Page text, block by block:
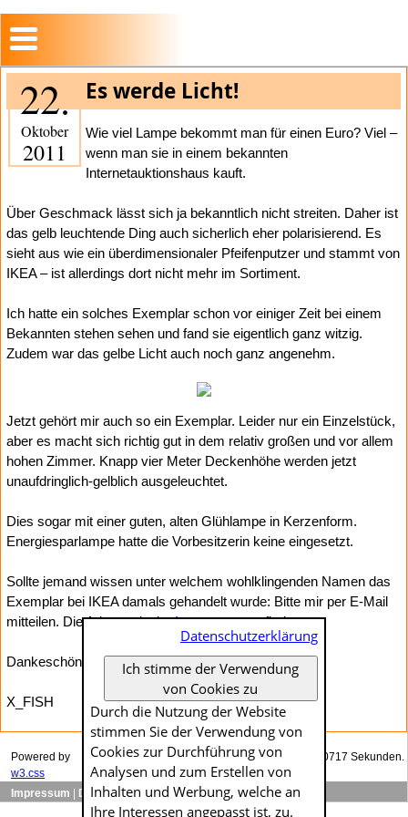
22.
Oktober
2011
Es werde Licht!
Wie viel Lampe bekommt man für einen Euro? Viel –
wenn man sie in einem bekannten
Internetauktionshaus kauft.
Über Geschmack lässt sich ja bekanntlich nicht streiten. Daher ist
das gelb leuchtende Ding auch sicherlich eher polarisierend. Es
sieht aus wie ein überdimensionaler Pfeifenputzer und stammt von
IKEA – ist allerdings dort nicht mehr im Sortiment.
Ich hatte ein solches Exemplar schon vor einiger Zeit bei einem
Bekannten stehen sehen und fand sie eigentlich ganz witzig.
Zudem war das gelbe Licht auch noch ganz angenehm.
Jetzt gehört mir auch so ein Exemplar. Leider nur ein Einzelstück,
aber es macht sich richtig gut in dem relativ großen und vor allem
hohen Zimmer. Knapp vier Meter Deckenhöhe werden jetzt
unaufdringlich-gelblich ausgeleuchtet.
Dies sogar mit einer guten, alten Glühlampe in Kerzenform.
Energiesparlampe hatte die Vorbesitzerin keine eingesetzt.
Sollte jemand wissen unter welchem wohlklingenden Namen das
Exemplar bei IKEA damals gehandelt wurde: Bitte mir per E-Mail
mitteilen. Die Adresse ist imImpressumzu finden.
Dankeschön im Voraus dafür.
X_FISH
Das Generieren dieser Seite dauerte genau 0.00717 Sekunden.
Powered by
w3.css
Impressum
Datenschutzerklärung
Datenschutzerklärung
Ich stimme der Verwendung
von Cookies zu
Durch die Nutzung der Website
stimmen Sie der Verwendung von
Cookies zur Durch­führung von
Analysen und zum Erstellen von
Inhalten und Werbung, welche an
Ihre Interessen angepasst ist, zu.